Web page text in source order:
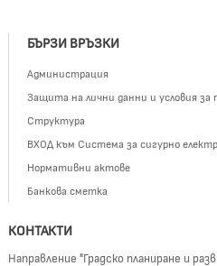
БЪРЗИ ВРЪЗКИ
Администрация
Защита на лични данни и условия за
Структура
ВХОД към Система за сигурно
Нормативни актове
Банкова сметка
КОНТАКТИ
Направление "Градско планиране и